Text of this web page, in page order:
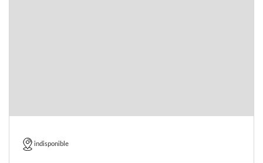
indisponible